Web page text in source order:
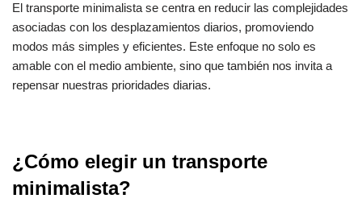
El transporte minimalista se centra en reducir las complejidades
asociadas con los desplazamientos diarios, promoviendo
modos más simples y eficientes. Este enfoque no solo es
amable con el medio ambiente, sino que también nos invita a
repensar nuestras prioridades diarias.
¿Cómo elegir un transporte
minimalista?